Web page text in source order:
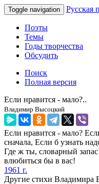
Toggle navigation Русская
Поэты
Темы
Годы творчества
Обсудить
Поиск
Полная версия
Если нравится - мало?..
Владимир Высоцкий
Если нравится - мало?
сначала, Если б узнать
Где ж ты, словарный
влюбиться бы в вас!
1961 г.
Другие стихи Владимира